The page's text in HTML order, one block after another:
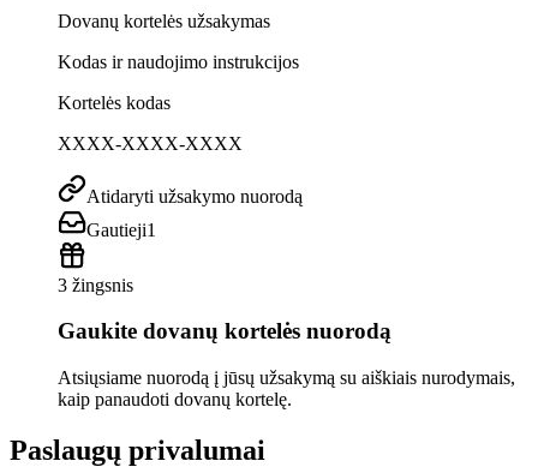
Dovanų kortelės užsakymas
Kodas ir naudojimo instrukcijos
Kortelės kodas
XXXX-XXXX-XXXX
Atidaryti užsakymo nuorodą
Gautieji1
3 žingsnis
Gaukite dovanų kortelės nuorodą
Atsiųsiame nuorodą į jūsų užsakymą su aiškiais nurodymais,
kaip panaudoti dovanų kortelę.
Paslaugų privalumai